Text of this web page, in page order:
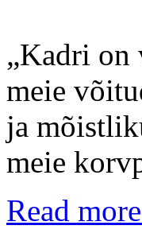
„Kadri on
meie
ja
meie
Read